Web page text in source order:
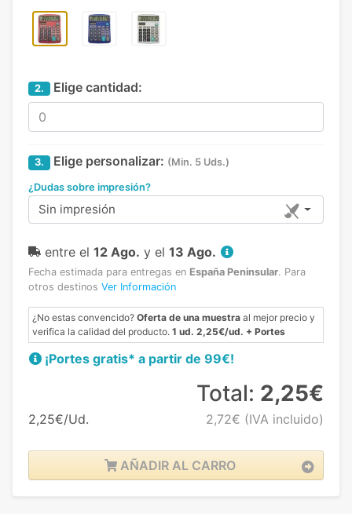
2. Elige cantidad:
3. Elige personalizar: (Min. 5 Uds.)
¿Dudas sobre impresión?
Sin impresión
entre el 12 Ago. y el 13 Ago.
Fecha estimada para entregas en España Peninsular. Para
otros destinos Ver Información
¿No estas convencido? Oferta de una muestra al mejor precio y
verifica la calidad del producto. 1 ud. 2,25€/ud. + Portes
¡Portes gratis* a partir de 99€!
2,25€/Ud.
Total: 2,25€
2,72€ (IVA incluido)
AÑADIR AL CARRO